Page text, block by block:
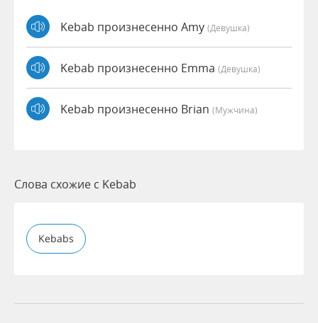
Kebab произнесенно Amy (девушка)
Kebab произнесенно Emma (девушка)
Kebab произнесенно Brian (мужчина)
Слова схожие с Kebab
Kebabs